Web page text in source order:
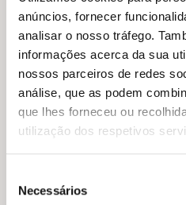
anúncios, fornecer
analisar o nosso tráfego.
informações acerca da sua
nossos parceiros de redes
análise, que as podem
que lhes forneceu ou
utilização dos respetivos
Necessários
10,49€ O
preço
original
era:
10,49 €.
9,44 €O
preço
atual
é:
9,44 €.
Descobre a Resposta Certa!
Magda Garguláková